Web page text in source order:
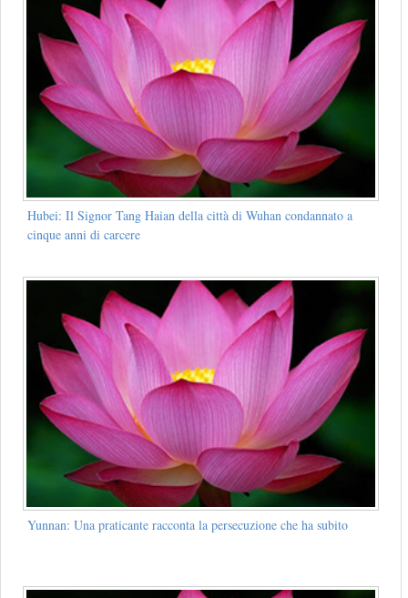
Hubei: Il Signor Tang Haian della città di Wuhan condannato a
cinque anni di carcere
Yunnan: Una praticante racconta la persecuzione che ha subito